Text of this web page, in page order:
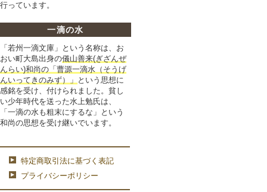
行っています。
一滴の水
「若州一滴文庫」という名称は、お
おい町大島出身の儀山善来(ぎざんぜ
んらい)和尚の「曹源一滴水（そうげ
んいってきのみず）」 という思想に
感銘を受け、付けられました。貧し
い少年時代を送った水上勉氏は、
「一滴の水も粗末にするな」という
和尚の思想を受け継いでいます。
特定商取引法に基づく表記
プライバシーポリシー